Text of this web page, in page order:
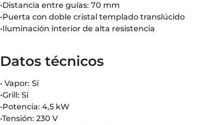
•Distancia entre guías: 70 mm
•Puerta con doble cristal templado translúcido
•Iluminación interior de alta resistencia
Datos técnicos
• Vapor: Sí
•Grill: Sí
•Potencia: 4,5 kW
•Tensión: 230 V